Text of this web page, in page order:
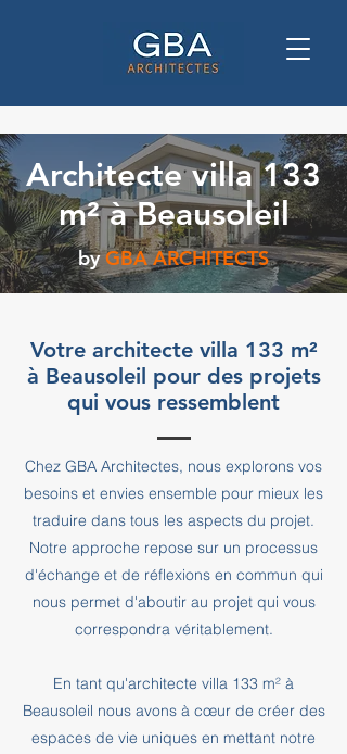
Architecte villa 133
m² à Beausoleil
by GBA ARCHITECTS
Votre architecte villa 133 m²
à Beausoleil pour des projets
qui vous ressemblent
Chez GBA Architectes, nous explorons vos
besoins et envies ensemble pour mieux les
traduire dans tous les aspects du projet.
Notre approche repose sur un processus
d'échange et de réflexions en commun qui
nous permet d'aboutir au projet qui vous
correspondra véritablement.
En tant qu'architecte villa 133 m² à
Beausoleil nous avons à cœur de créer des
espaces de vie uniques en mettant notre